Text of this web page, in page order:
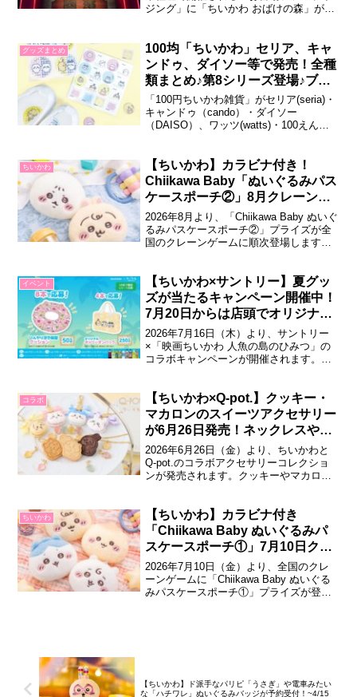
ジング」に「ちいかわ おばけの森」が登
ヨーつり、限定グッズなどが楽しめま
す。ちいかわ おばけの森「ちいかわ おば
けの森」は、おばけシーツをかぶって夜
の...
グッズまとめ
100均「ちいかわ」セリア、キャ
ンドゥ、ダイソー等で発売！全種
類まとめ♪第8シリーズ登場♪ブッ
クマークも！2026年8月最新
「100円ちいかわ雑貨」がセリア(seria)・
キャンドゥ（cando）・ダイソー
（DAISO）、ワッツ(watts)・100えんハ
シリーズ＋DAISO限定シリーズまで発売
中！ラインナップをぜひ参考にしてみて
くださいね...
ちいかわ
【ちいかわ】カラビナ付き！
Chiikawa Baby「ぬいぐるみパス
ケースポーチ②」8月クレーンゲ
ームに登場！ふわふわ♪
2026年8月より、「Chiikawa Baby ぬいぐ
るみパスケースポーチ②」プライズが全
国のクレーンゲームに順次登場します。
ースポーチ第2弾です。Chiikawa Baby ぬ
いぐるみパスケースポーチ②ベビーをテ
ーマにした「...
イベント
【ちいかわ×サントリー】夏グッ
ズが当たるキャンペーン開催中！
7月20日からは店頭でオリジナル
シールがもらえる！
2026年7月16日（木）より、サントリー
×「映画ちいかわ 人魚の島のひみつ」の
コラボキャンペーンが開催されます。対
ル配布されます。サントリー×映画ちいか
わ 人魚の島のひみつ コラボキャンペーン
サントリー清涼飲料と、2026...
コラボ
【ちいかわ×Q-pot.】クッキー・
マカロンのスイーツアクセサリー
が6月26日発売！ネックレスやリ
ングなど全18商品
2026年6月26日（金）より、ちいかわと
Q-pot.のコラボアクセサリーコレクショ
ンが発売されます。クッキーやマカロ
ちいかわ・ハチワレ・うさぎ・モモンガ
のかわいいデザインを楽しめます。ちい
かわ×Q-pot. スイーツアクセサリ...
ちいかわ
【ちいかわ】カラビナ付き
「Chiikawa Baby ぬいぐるみパ
スケースポーチ①」7月10日クレ
ーンゲームで登場♪
2026年7月10日（金）より、全国のクレ
ーンゲームに「Chiikawa Baby ぬいぐる
みパスケースポーチ①」プライズが登
【ちいかわ】ド派手なパリピ「うさぎ」や電車みたい
な「ハチワレ」ぬいぐるみバッジが予約受付！~4/15